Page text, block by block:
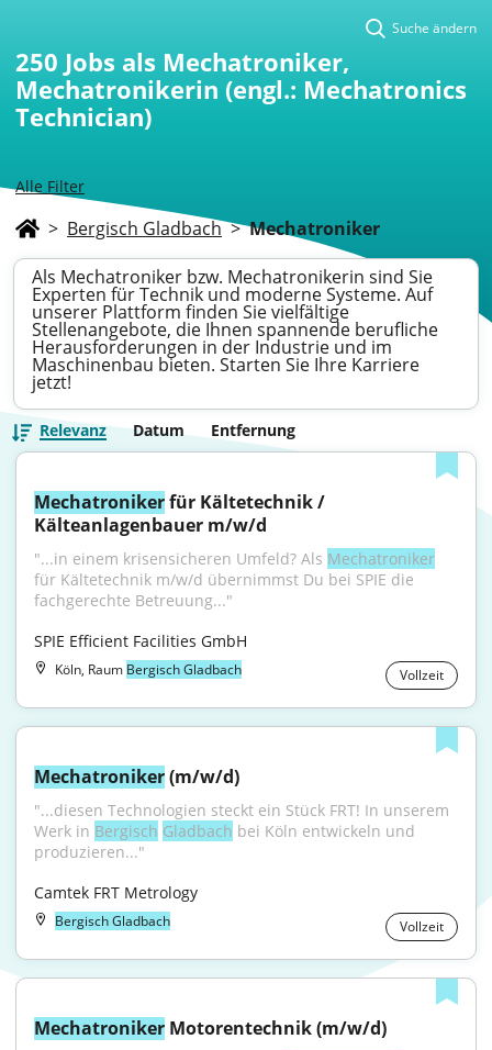
Alle Filter
Suche ändern
250 Jobs als Mechatroniker,
Mechatronikerin (engl.: Mechatronics
Technician)
> Bergisch Gladbach > Mechatroniker
Als Mechatroniker bzw. Mechatronikerin sind Sie
Experten für Technik und moderne Systeme. Auf
unserer Plattform finden Sie vielfältige
Stellenangebote, die Ihnen spannende berufliche
Herausforderungen in der Industrie und im
Maschinenbau bieten. Starten Sie Ihre Karriere
jetzt!
Relevanz Datum Entfernung
Mechatroniker für Kältetechnik /
Kälteanlagenbauer m/w/d
"...in einem krisensicheren Umfeld? Als Mechatroniker
für Kältetechnik m/w/d übernimmst Du bei SPIE die
fachgerechte Betreuung..."
SPIE Efficient Facilities GmbH
Köln, Raum Bergisch Gladbach Vollzeit
Mechatroniker (m/w/d)
"...diesen Technologien steckt ein Stück FRT! In unserem
Werk in Bergisch Gladbach bei Köln entwickeln und
produzieren..."
Camtek FRT Metrology
Bergisch Gladbach Vollzeit
Mechatroniker Motorentechnik (m/w/d)